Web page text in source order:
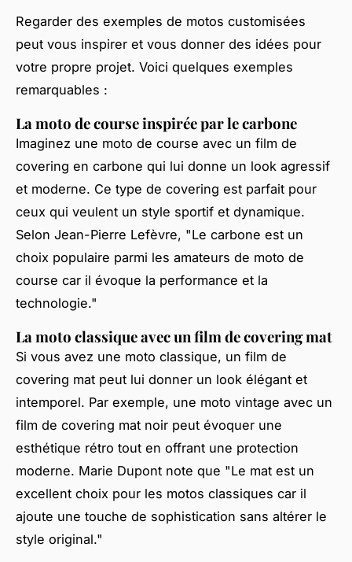
Regarder des exemples de motos customisées
peut vous inspirer et vous donner des idées pour
votre propre projet. Voici quelques exemples
remarquables :
La moto de course inspirée par le carbone
Imaginez une moto de course avec un film de
covering en carbone qui lui donne un look agressif
et moderne. Ce type de covering est parfait pour
ceux qui veulent un style sportif et dynamique.
Selon Jean-Pierre Lefèvre, "Le carbone est un
choix populaire parmi les amateurs de moto de
course car il évoque la performance et la
technologie."
La moto classique avec un film de covering mat
Si vous avez une moto classique, un film de
covering mat peut lui donner un look élégant et
intemporel. Par exemple, une moto vintage avec un
film de covering mat noir peut évoquer une
esthétique rétro tout en offrant une protection
moderne. Marie Dupont note que "Le mat est un
excellent choix pour les motos classiques car il
ajoute une touche de sophistication sans altérer le
style original."